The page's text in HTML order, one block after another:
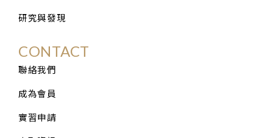
研究與發現
CONTACT
聯絡我們
成為會員
實習申請